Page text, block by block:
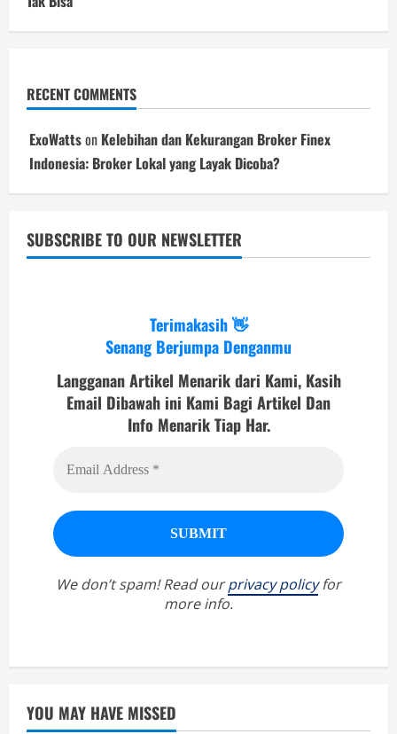
RECENT COMMENTS
ExoWattson Kelebihan dan Kekurangan Broker Finex
Indonesia: Broker Lokal yang Layak Dicoba?
SUBSCRIBE TO OUR NEWSLETTER
Terimakasih 👋
Senang Berjumpa Denganmu
Langganan Artikel Menarik dari Kami, Kasih
Email Dibawah ini Kami Bagi Artikel Dan
Info Menarik Tiap Har.
We don’t spam! Read ourprivacy policyfor
more info.
YOU MAY HAVE MISSED